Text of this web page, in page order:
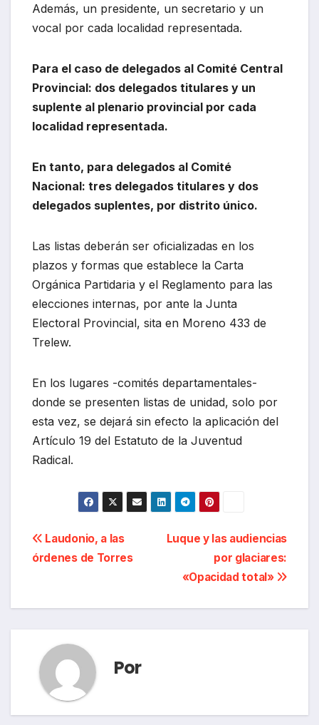
Además, un presidente, un secretario y un
vocal por cada localidad representada.
Para el caso de delegados al Comité Central
Provincial: dos delegados titulares y un
suplente al plenario provincial por cada
localidad representada.
En tanto, para delegados al Comité
Nacional: tres delegados titulares y dos
delegados suplentes, por distrito único.
Las listas deberán ser oficializadas en los
plazos y formas que establece la Carta
Orgánica Partidaria y el Reglamento para las
elecciones internas, por ante la Junta
Electoral Provincial, sita en Moreno 433 de
Trelew.
En los lugares -comités departamentales-
donde se presenten listas de unidad, solo por
esta vez, se dejará sin efecto la aplicación del
Artículo 19 del Estatuto de la Juventud
Radical.
Navegación
de
entradas
Luque y las audiencias
por glaciares:
«Opacidad total»
Laudonio, a las
órdenes de Torres
Por